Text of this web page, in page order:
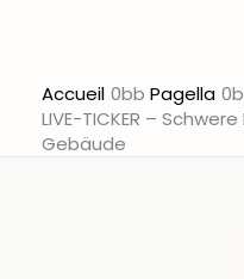
Accueil
Pagella
LIVE-TICKER –
Gebäude